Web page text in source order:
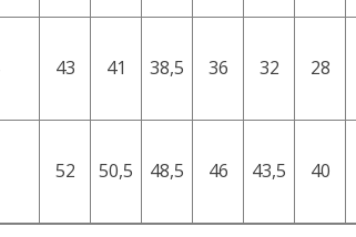
43 41 38,5 36 32 28
52 50,5 48,5 46 43,5 40